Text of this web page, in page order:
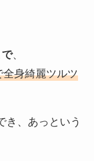
、
全身綺麗ツルツ
き、あっという